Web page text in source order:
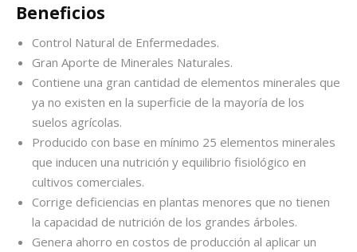
Beneficios
Control Natural de Enfermedades.
Gran Aporte de Minerales Naturales.
Contiene una gran cantidad de elementos minerales que
ya no existen en la superficie de la mayoría de los
suelos agrícolas.
Producido con base en mínimo 25 elementos minerales
que inducen una nutrición y equilibrio fisiológico en
cultivos comerciales.
Corrige deficiencias en plantas menores que no tienen
la capacidad de nutrición de los grandes árboles.
Genera ahorro en costos de producción al aplicar un